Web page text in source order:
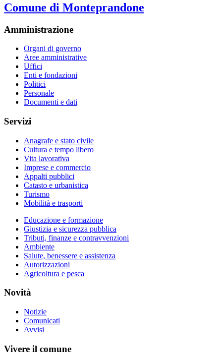
Comune di Monteprandone
Amministrazione
Organi di governo
Aree amministrative
Uffici
Enti e fondazioni
Politici
Personale
Documenti e dati
Servizi
Anagrafe e stato civile
Cultura e tempo libero
Vita lavorativa
Imprese e commercio
Appalti pubblici
Catasto e urbanistica
Turismo
Mobilità e trasporti
Educazione e formazione
Giustizia e sicurezza pubblica
Tributi, finanze e contravvenzioni
Ambiente
Salute, benessere e assistenza
Autorizzazioni
Agricoltura e pesca
Novità
Notizie
Comunicati
Avvisi
Vivere il comune